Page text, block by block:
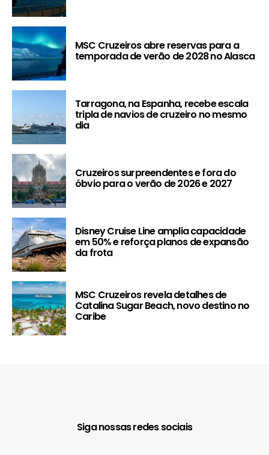
MSC Cruzeiros abre reservas para a
temporada de verão de 2028 no Alasca
Tarragona, na Espanha, recebe escala
tripla de navios de cruzeiro no mesmo
dia
Cruzeiros surpreendentes e fora do
óbvio para o verão de 2026 e 2027
Disney Cruise Line amplia capacidade
em 50% e reforça planos de expansão
da frota
MSC Cruzeiros revela detalhes de
Catalina Sugar Beach, novo destino no
Caribe
Siga nossas redes sociais